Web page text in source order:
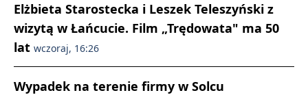
Elżbieta Starostecka i Leszek Teleszyński z
wizytą w Łańcucie. Film „Trędowata" ma 50
lat wczoraj, 16:26
Wypadek na terenie firmy w Solcu